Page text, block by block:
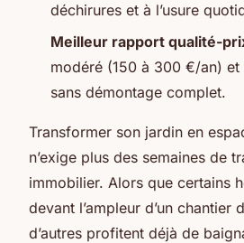
déchirures et à l’usure
Meilleur rapport qualité-
modéré (150 à 300 €/an)
sans démontage complet.
Transformer son jardin en
n’exige plus des semaines de
immobilier. Alors que certains
devant l’ampleur d’un chantier
d’autres profitent déjà de